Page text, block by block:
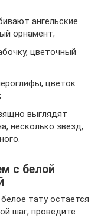
ангельские
орнамент;
цветочный
цветок
выглядят
несколько звезд,
с белой
тату остается
шаг, проведите